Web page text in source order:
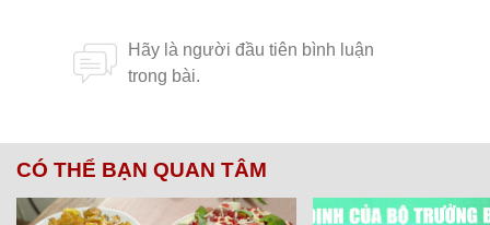
CÓ THỂ BẠN QUAN TÂM